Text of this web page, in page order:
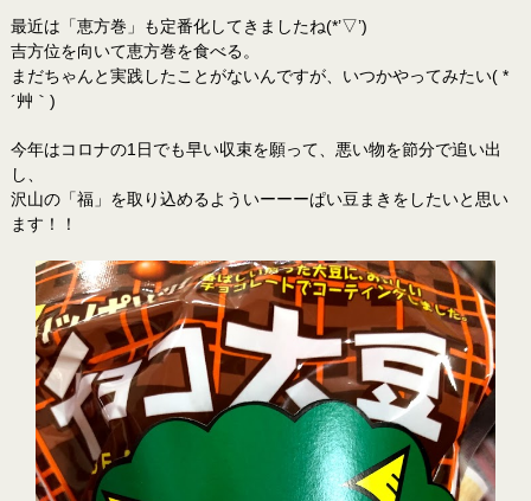
最近は「恵方巻」も定番化してきましたね(*’▽’)
吉方位を向いて恵方巻を食べる。
まだちゃんと実践したことがないんですが、いつかやってみたい( *
´艸｀)
今年はコロナの1日でも早い収束を願って、悪い物を節分で追い出
し、
沢山の「福」を取り込めるよういーーーぱい豆まきをしたいと思い
ます！！